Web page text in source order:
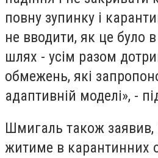
повну зупинку і
не вводити, як це було
шлях - усім разом
обмежень, які
адаптивній моделі», -
Шмигаль також заявив,
житиме в карантинних